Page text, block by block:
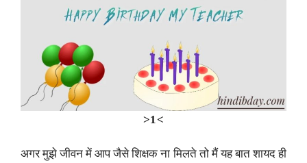
>1<
अगर मुझे जीवन में आप जैसे शिक्षक ना मिलते तो मैं यह बात शायद ही